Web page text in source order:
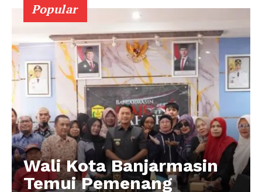
Popular
Wali Kota Banjarmasin
Temui Pemenang